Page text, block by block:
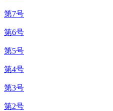
第7号
第6号
第5号
第4号
第3号
第2号